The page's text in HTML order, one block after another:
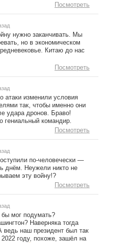
Посмотреть
нужно заканчивать. Мы
но в экономическом
Китаю до нас
Посмотреть
атаки изменили условия
так, чтобы именно они
удара дронов. Браво!
гениальный командир.
Посмотреть
по-человечески —
днём. Неужели никто не
эту войну!?
Посмотреть
мог подумать?
Наверняка тогда
ведь наш президент был так
году, похоже, зашёл на